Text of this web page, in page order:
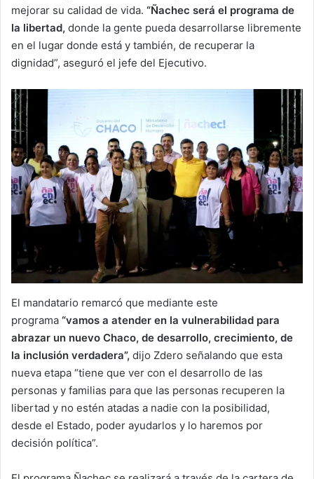
mejorar su calidad de vida. “Ñachec será el programa de
la libertad, donde la gente pueda desarrollarse libremente
en el lugar donde está y también, de recuperar la
dignidad”, aseguró el jefe del Ejecutivo.
El mandatario remarcó que mediante este
programa “vamos a atender en la vulnerabilidad para
abrazar un nuevo Chaco, de desarrollo, crecimiento, de
la inclusión verdadera”, dijo Zdero señalando que esta
nueva etapa “tiene que ver con el desarrollo de las
personas y familias para que las personas recuperen la
libertad y no estén atadas a nadie con la posibilidad,
desde el Estado, poder ayudarlos y lo haremos por
decisión política”.